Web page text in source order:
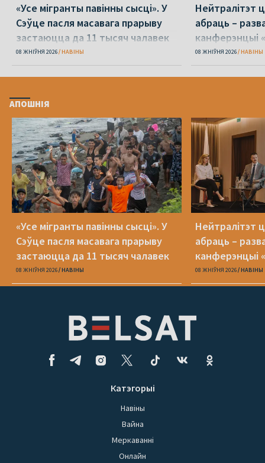
«Усе мігранты павінны сысці». У
Сэўце пасля масавага прарыву
застаюцца да 11 тысяч чалавек
08 ЖНІЎНЯ 2026 НАВІНЫ
Нейтралітэт
абраць –
канферэнцыі
08 ЖНІЎНЯ 2026 НАВІНЫ
АПОШНІЯ
«Усе мігранты павінны сысці». У
Сэўце пасля масавага прарыву
застаюцца да 11 тысяч чалавек
08 ЖНІЎНЯ 2026 НАВІНЫ
Нейтралітэт
абраць –
канферэнцыі
08 ЖНІЎНЯ 2026 НАВІНЫ
Катэгорыі
Навіны
Вайна
Меркаванні
Онлайн